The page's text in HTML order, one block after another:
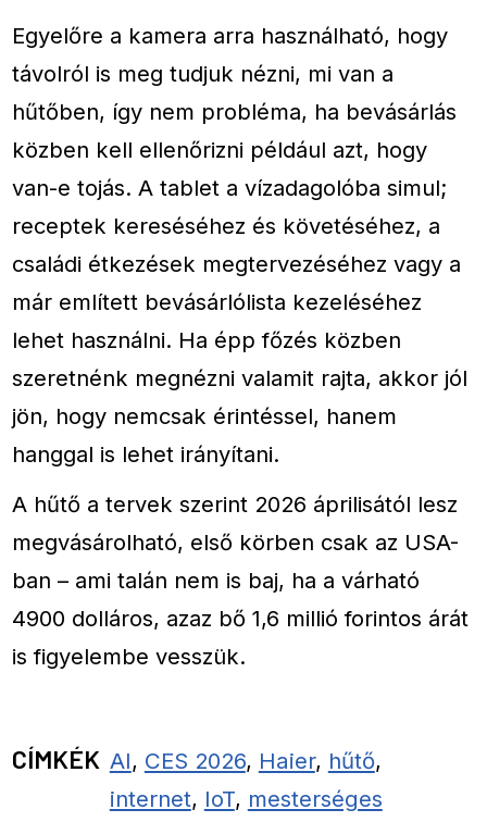
Egyelőre a kamera arra használható, hogy
távolról is meg tudjuk nézni, mi van a
hűtőben, így nem probléma, ha bevásárlás
közben kell ellenőrizni például azt, hogy
van-e tojás. A tablet a vízadagolóba simul;
receptek kereséséhez és követéséhez, a
családi étkezések megtervezéséhez vagy a
már említett bevásárlólista kezeléséhez
lehet használni. Ha épp főzés közben
szeretnénk megnézni valamit rajta, akkor jól
jön, hogy nemcsak érintéssel, hanem
hanggal is lehet irányítani.
A hűtő a tervek szerint 2026 áprilisától lesz
megvásárolható, első körben csak az USA-
ban – ami talán nem is baj, ha a várható
4900 dolláros, azaz bő 1,6 millió forintos árát
is figyelembe vesszük.
CÍMKÉK AI, CES 2026, Haier, hűtő,
internet, IoT, mesterséges